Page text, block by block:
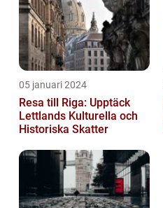
05 januari 2024
Resa till Riga: Upptäck
Lettlands Kulturella och
Historiska Skatter